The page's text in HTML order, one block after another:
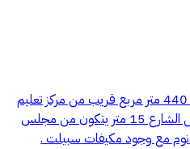
دور سكني تاسيس دورين مساحته 440 متر مربع قريب من مركز تعليم
قيادة المركبات الواجهه شرقية عرض الشارع 15 متر يتكون من مجلس
نوم مع وجود مكيفات سبيلت .